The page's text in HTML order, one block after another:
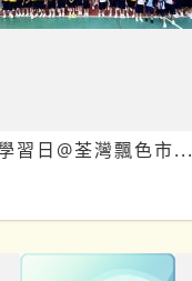
習日@荃灣飄色市...